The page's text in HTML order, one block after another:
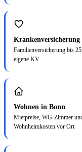
Krankenversicherung
Familienversicherung bis
eigene KV
Wohnen in Bonn
Mietpreise, WG-Zimmer
Wohnheimkosten vor Ort